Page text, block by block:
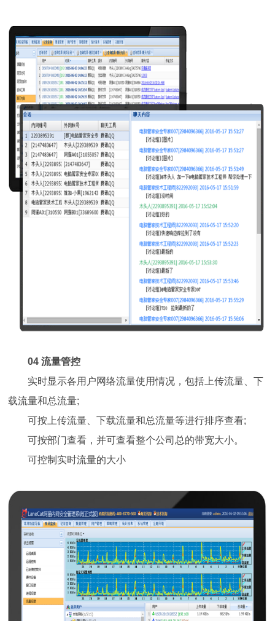
04 流量管控
实时显示各用户网络流量使用情况，包括上传流量、下
载流量和总流量;
可按上传流量、下载流量和总流量等进行排序查看;
可按部门查看，并可查看整个公司总的带宽大小。
可控制实时流量的大小